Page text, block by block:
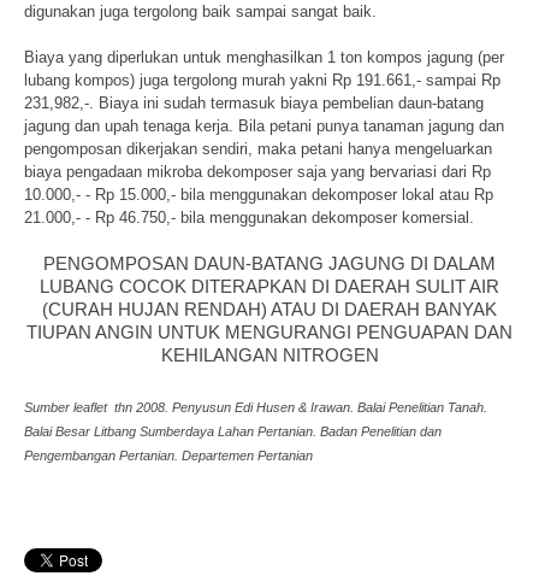
digunakan juga tergolong baik sampai sangat baik.
Biaya yang diperlukan untuk menghasilkan 1 ton kompos jagung (per
lubang kompos) juga tergolong murah yakni Rp 191.661,- sampai Rp
231,982,-. Biaya ini sudah termasuk biaya pembelian daun-batang
jagung dan upah tenaga kerja. Bila petani punya tanaman jagung dan
pengomposan dikerjakan sendiri, maka petani hanya mengeluarkan
biaya pengadaan mikroba dekomposer saja yang bervariasi dari Rp
10.000,- - Rp 15.000,- bila menggunakan dekomposer lokal atau Rp
21.000,- - Rp 46.750,- bila menggunakan dekomposer komersial.
PENGOMPOSAN DAUN-BATANG JAGUNG DI DALAM
LUBANG COCOK DITERAPKAN DI DAERAH SULIT AIR
(CURAH HUJAN RENDAH) ATAU DI DAERAH BANYAK
TIUPAN ANGIN UNTUK MENGURANGI PENGUAPAN DAN
KEHILANGAN NITROGEN
Sumber leaflet thn 2008. Penyusun Edi Husen & Irawan. Balai Penelitian Tanah.
Balai Besar Litbang Sumberdaya Lahan Pertanian. Badan Penelitian dan
Pengembangan Pertanian. Departemen Pertanian